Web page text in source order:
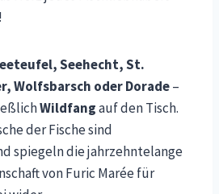
Seehecht, St.
Wolfsbarsch oder Dorade–
Wildfangauf den Tisch.
der Fische sind
spiegeln die jahrzehntelange
von Furic Marée für